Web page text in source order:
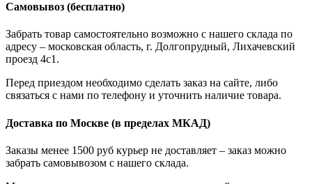
Самовывоз (бесплатно)
Забрать товар самостоятельно возможно с нашего склада по
адресу – московская область, г. Долгопрудный, Лихачевский
проезд 4с1.
Перед приездом необходимо сделать заказ на сайте, либо
связаться с нами по телефону и уточнить наличие товара.
Доставка по Москве (в пределах МКАД)
Заказы менее 1500 руб курьер не доставляет – заказ можно
забрать самовывозом с нашего склада.